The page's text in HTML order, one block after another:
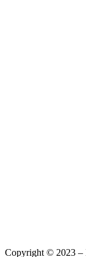
Copyright © 2023 –